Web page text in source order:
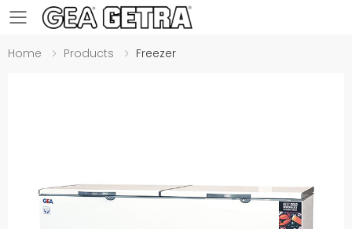
Toggle mobile menu
Home Products Freezer